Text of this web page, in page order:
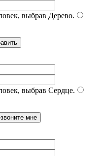
выбрав Дерево.
выбрав Сердце.